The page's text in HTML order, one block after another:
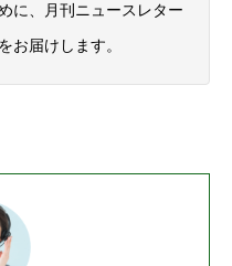
に、月刊ニュースレター
お届けします。